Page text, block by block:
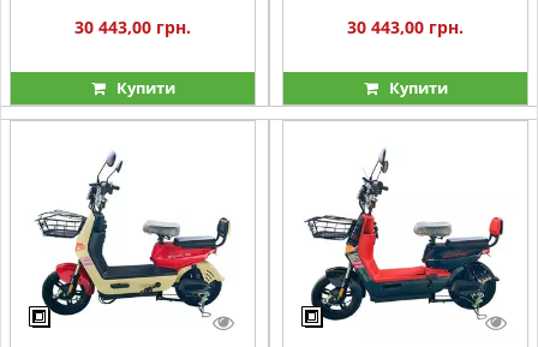
30 443,00 грн.
Купити
30 443,00 грн.
Купити